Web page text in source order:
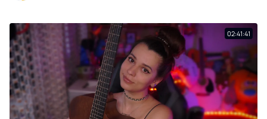
02:41:41